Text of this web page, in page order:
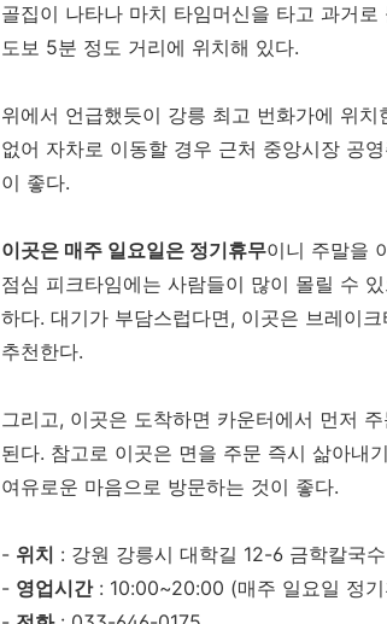
골집이 나타나 마치 타임머신을 타고 과거
도보 5분 정도 거리에 위치해 있다.
위에서 언급했듯이 강릉 최고 번화가에 위
없어 자차로 이동할 경우 근처 중앙시장 공
이 좋다.
이곳은 매주 일요일은 정기휴무이니 주말을
점심 피크타임에는 사람들이 많이 몰릴 수
하다. 대기가 부담스럽다면, 이곳은 브레이
추천한다.
그리고, 이곳은 도착하면 카운터에서 먼저
된다. 참고로 이곳은 면을 주문 즉시 삶아내
여유로운 마음으로 방문하는 것이 좋다.
- 위치 : 강원 강릉시 대학길 12-6 금학칼국수
- 영업시간: 10:00~20:00 (매주 일요일 정기